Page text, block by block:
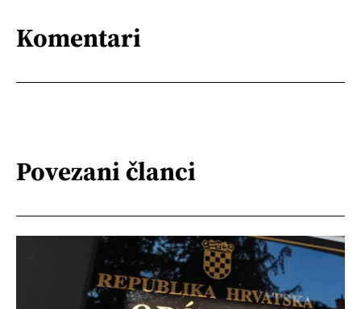
Komentari
Povezani članci